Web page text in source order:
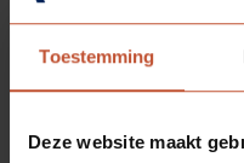
Toestemming
Deze website maakt
volgens
fabriek
komt er
1964 in